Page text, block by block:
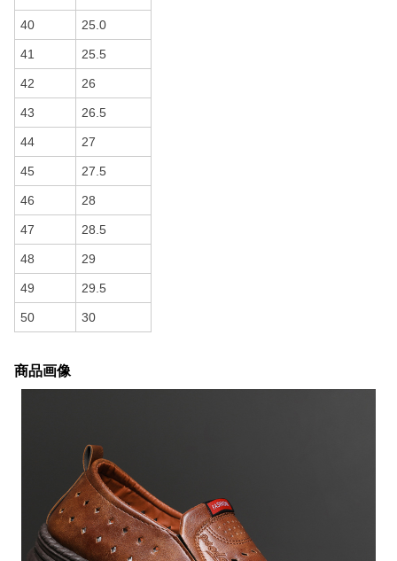
40 25.0
41 25.5
42 26
43 26.5
44 27
45 27.5
46 28
47 28.5
48 29
49 29.5
50 30
商品画像